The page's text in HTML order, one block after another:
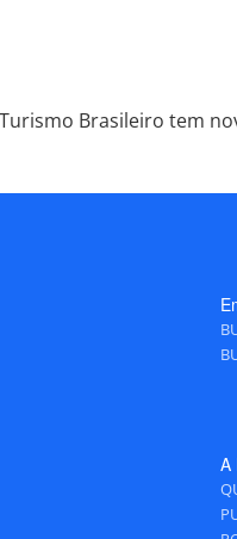
Brasileiro tem
A